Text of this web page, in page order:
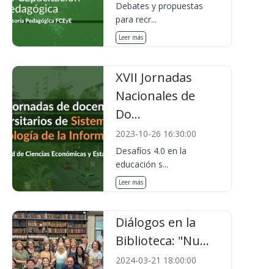
Debates y propuestas
para recr...
Leer más
XVII Jornadas
Nacionales de
Do...
2023-10-26 16:30:00
Desafíos 4.0 en la
educación s...
Leer más
Diálogos en la
Biblioteca: "Nu...
2024-03-21 18:00:00